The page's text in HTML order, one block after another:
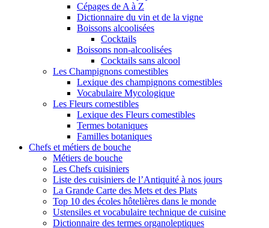
Cépages de A à Z
Dictionnaire du vin et de la vigne
Boissons alcoolisées
Cocktails
Boissons non-alcoolisées
Cocktails sans alcool
Les Champignons comestibles
Lexique des champignons comestibles
Vocabulaire Mycologique
Les Fleurs comestibles
Lexique des Fleurs comestibles
Termes botaniques
Familles botaniques
Chefs et métiers de bouche
Métiers de bouche
Les Chefs cuisiniers
Liste des cuisiniers de l’Antiquité à nos jours
La Grande Carte des Mets et des Plats
Top 10 des écoles hôtelières dans le monde
Ustensiles et vocabulaire technique de cuisine
Dictionnaire des termes organoleptiques